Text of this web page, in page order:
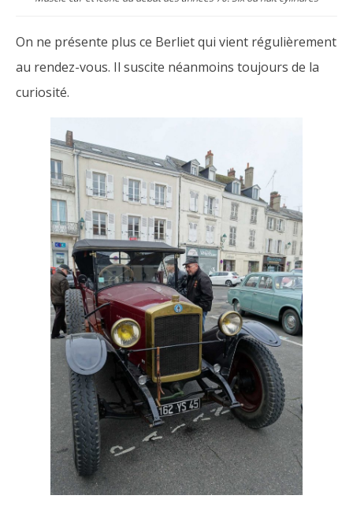
On ne présente plus ce Berliet qui vient régulièrement
au rendez-vous. Il suscite néanmoins toujours de la
curiosité.